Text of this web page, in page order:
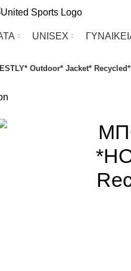
UΝΙSΕΧ
Outdoor* Jacket*